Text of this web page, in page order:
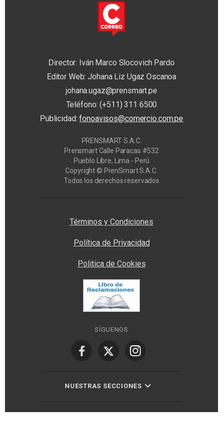
Director: Iván Marco Slocovich Pardo
Editor Web: Johana Liz Ugaz Oscanoa
johana.ugaz@prensmart.pe
Teléfono: (+511) 311 6500
Publicidad:fonoavisos@comercio.com.pe
PRENSMART S.A.C.
Prensmart Calle Paracas #532
Pueblo Libre, Lima - Perú
Copyright © PrenSmart S.A.C.
Todos los derechos reservados
Términos y Condiciones
Política de Privacidad
Politica de Cookies
SÍGUENOS
NUESTRAS SECCIONES